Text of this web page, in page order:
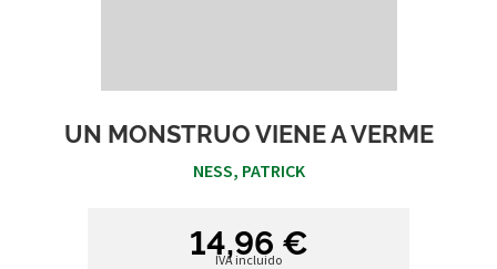
UN MONSTRUO VIENE A VERME
NESS, PATRICK
14,96 €
IVA incluido